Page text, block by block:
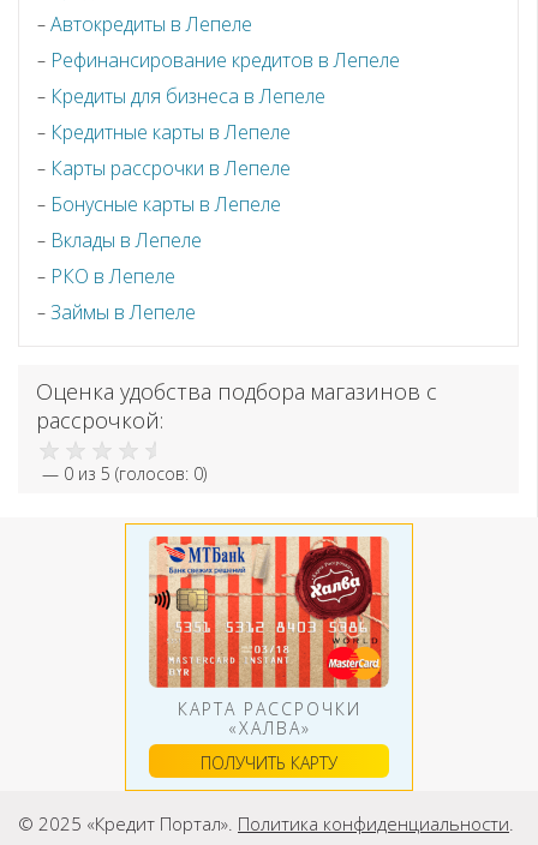
Автокредиты в Лепеле
Рефинансирование кредитов в Лепеле
Кредиты для бизнеса в Лепеле
Кредитные карты в Лепеле
Карты рассрочки в Лепеле
Бонусные карты в Лепеле
Вклады в Лепеле
РКО в Лепеле
Займы в Лепеле
Оценка удобства подбора магазинов с
рассрочкой:
— 0 из 5 (голосов: 0)
КАРТА РАССРОЧКИ
«ХАЛВА»
ПОЛУЧИТЬ КАРТУ
© 2025 «Кредит Портал». Политика конфиденциальности